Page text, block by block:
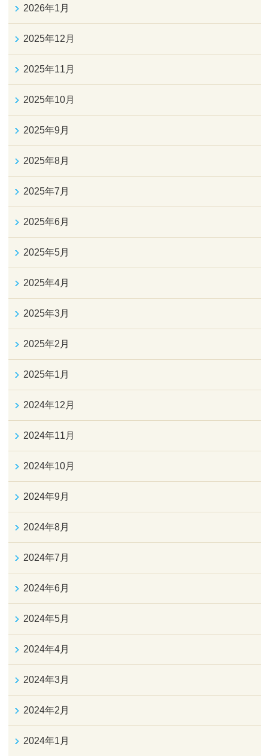
2026年1月
2025年12月
2025年11月
2025年10月
2025年9月
2025年8月
2025年7月
2025年6月
2025年5月
2025年4月
2025年3月
2025年2月
2025年1月
2024年12月
2024年11月
2024年10月
2024年9月
2024年8月
2024年7月
2024年6月
2024年5月
2024年4月
2024年3月
2024年2月
2024年1月